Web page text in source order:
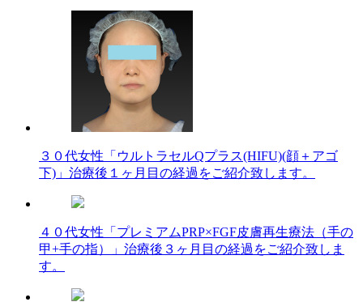
３０代女性「ウルトラセルQプラス(HIFU)(顔＋アゴ
下)」治療後１ヶ月目の経過をご紹介致します。
４０代女性「プレミアムPRP×FGF皮膚再生療法（手の
甲+手の指）」治療後３ヶ月目の経過をご紹介致しま
す。